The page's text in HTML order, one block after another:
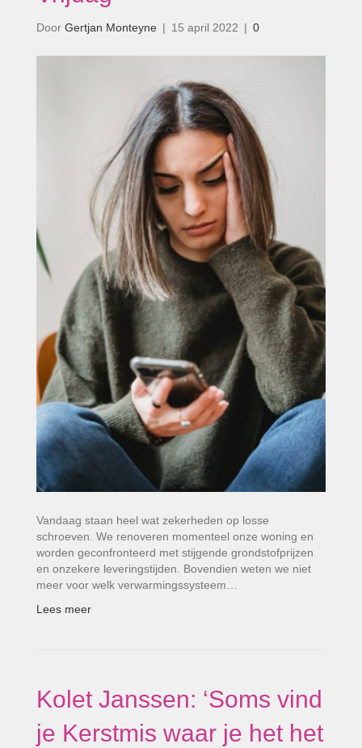
Door Gertjan Monteyne | 15 april 2022 | 0
Vandaag staan heel wat zekerheden op losse
schroeven. We renoveren ­momenteel onze woning en
worden geconfronteerd met stijgende grondstofprijzen
en onzekere leverings­tijden. Bovendien weten we niet
meer voor welk verwarmingssysteem…
Lees meer
Kolet Janssen: ‘Soms vind
je Kerstmis waar je het het